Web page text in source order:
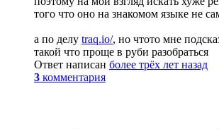
того что оно на знакомом языке не
а по делу traq.io/, но чтото мне
такой что проще в руби разобраться
Ответ написан более трёх лет назад
3 комментария